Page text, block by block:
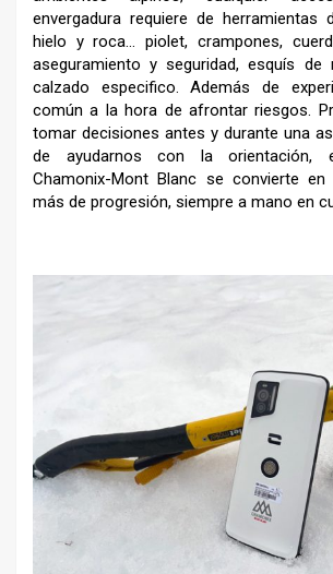
envergadura requiere de herramientas
hielo y roca… piolet, crampones,
aseguramiento y seguridad, esquís de
calzado especifico. Además de
común a la hora de afrontar riesgos.
tomar decisiones antes y durante una
de ayudarnos con la orientación, el
Chamonix-Mont Blanc se convierte en
más de progresión, siempre a mano en